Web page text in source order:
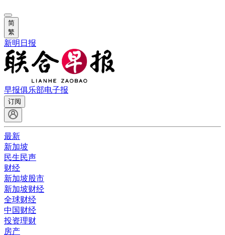
简
繁
新明日报
早报俱乐部电子报
订阅
最新
新加坡
民生民声
财经
新加坡股市
新加坡财经
全球财经
中国财经
投资理财
房产